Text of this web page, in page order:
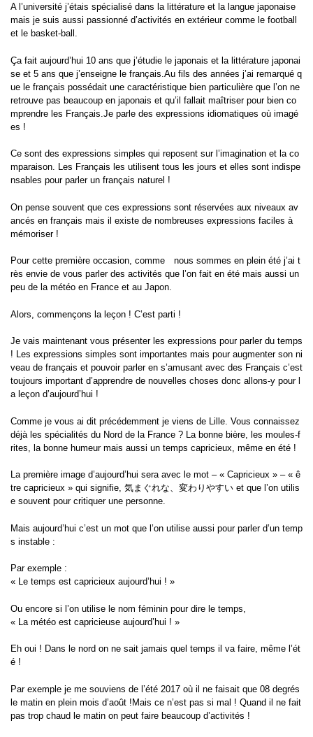
A l’université j’étais spécialisé dans la littérature et la langue japonaise
mais je suis aussi passionné d’activités en extérieur comme le football
et le basket-ball.
Ça fait aujourd’hui 10 ans que j’étudie le japonais et la littérature japonai
se et 5 ans que j’enseigne le français.Au fils des années j’ai remarqué q
ue le français possédait une caractéristique bien particulière que l’on ne
retrouve pas beaucoup en japonais et qu’il fallait maîtriser pour bien co
mprendre les Français.Je parle des expressions idiomatiques où imagé
es !
Ce sont des expressions simples qui reposent sur l’imagination et la co
mparaison. Les Français les utilisent tous les jours et elles sont indispe
nsables pour parler un français naturel !
On pense souvent que ces expressions sont réservées aux niveaux av
ancés en français mais il existe de nombreuses expressions faciles à
mémoriser !
Pour cette première occasion, comme nous sommes en plein été j’ai t
rès envie de vous parler des activités que l’on fait en été mais aussi un
peu de la météo en France et au Japon.
Alors, commençons la leçon ! C’est parti !
Je vais maintenant vous présenter les expressions pour parler du temps
! Les expressions simples sont importantes mais pour augmenter son ni
veau de français et pouvoir parler en s’amusant avec des Français c’est
toujours important d’apprendre de nouvelles choses donc allons-y pour l
a leçon d’aujourd’hui !
Comme je vous ai dit précédemment je viens de Lille. Vous connaissez
déjà les spécialités du Nord de la France ? La bonne bière, les moules-f
rites, la bonne humeur mais aussi un temps capricieux, même en été !
La première image d’aujourd’hui sera avec le mot – « Capricieux » – « ê
tre capricieux » qui signifie, 気まぐれな、変わりやすい et que l’on utilis
e souvent pour critiquer une personne.
Mais aujourd’hui c’est un mot que l’on utilise aussi pour parler d’un temp
s instable :
Par exemple :
« Le temps est capricieux aujourd’hui ! »
Ou encore si l’on utilise le nom féminin pour dire le temps,
« La météo est capricieuse aujourd’hui ! »
Eh oui ! Dans le nord on ne sait jamais quel temps il va faire, même l’ét
é !
Par exemple je me souviens de l’été 2017 où il ne faisait que 08 degrés
le matin en plein mois d’août !Mais ce n’est pas si mal ! Quand il ne fait
pas trop chaud le matin on peut faire beaucoup d’activités !